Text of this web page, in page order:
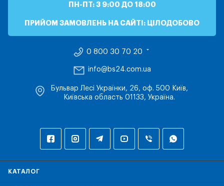
ПН-ПТ: З 9:00 ДО 18:00
ПРИЙОМ ЗАМОВЛЕНЬ НА САЙТІ: ЦІЛОДОБОВО
0 800 30 70 20
info@bs24.com.ua
Бульвар Лесі Українки, 26, оф. 500 Київ,
Київська область 01133, Україна.
КАТАЛОГ